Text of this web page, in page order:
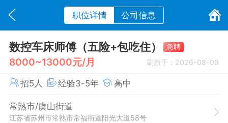
职位详情 公司信息
数控车床师傅（五险+包吃住） 急聘
8000~13000元/月 刷新于：2026-08-09
招5人 经验3-5年 高中
常熟市/虞山街道
江苏省苏州市常熟市常福街道阳光大道58号